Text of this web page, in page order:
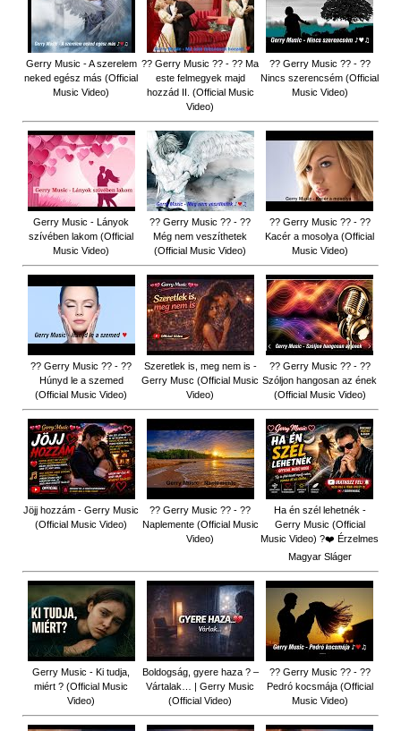
Gerry Music - A szerelem
neked egész más (Official
Music Video)
?? Gerry Music ?? - ?? Ma
este felmegyek majd
hozzád II. (Official Music
Video)
?? Gerry Music ?? - ??
Nincs szerencsém (Official
Music Video)
Gerry Music - Lányok
szívében lakom (Official
Music Video)
?? Gerry Music ?? - ??
Még nem veszíthetek
(Official Music Video)
?? Gerry Music ?? - ??
Kacér a mosolya (Official
Music Video)
?? Gerry Music ?? - ??
Húnyd le a szemed
(Official Music Video)
Szeretlek is, meg nem is -
Gerry Musc (Official Music
Video)
?? Gerry Music ?? - ??
Szóljon hangosan az ének
(Official Music Video)
Jöjj hozzám - Gerry Music
(Official Music Video)
?? Gerry Music ?? - ??
Naplemente (Official Music
Video)
Ha én szél lehetnék -
Gerry Music (Official
Music Video) ?️❤️ Érzelmes
Magyar Sláger
Gerry Music - Ki tudja,
miért ? (Official Music
Video)
Boldogság, gyere haza ? –
Vártalak… | Gerry Music
(Official Video)
?? Gerry Music ?? - ??
Pedró kocsmája (Official
Music Video)